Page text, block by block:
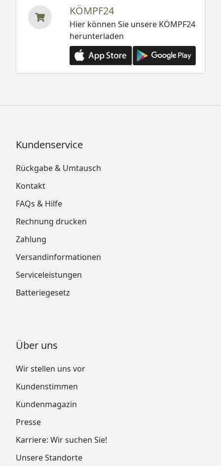
KÖMPF24
Hier können Sie unsere KÖMPF24
herunterladen
Kundenservice
Rückgabe & Umtausch
Kontakt
FAQs & Hilfe
Rechnung drucken
Zahlung
Versandinformationen
Serviceleistungen
Batteriegesetz
Über uns
Wir stellen uns vor
Kundenstimmen
Kundenmagazin
Presse
Karriere: Wir suchen Sie!
Unsere Standorte